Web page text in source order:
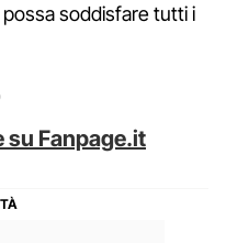
soddisfare tutti i
su Fanpage.it